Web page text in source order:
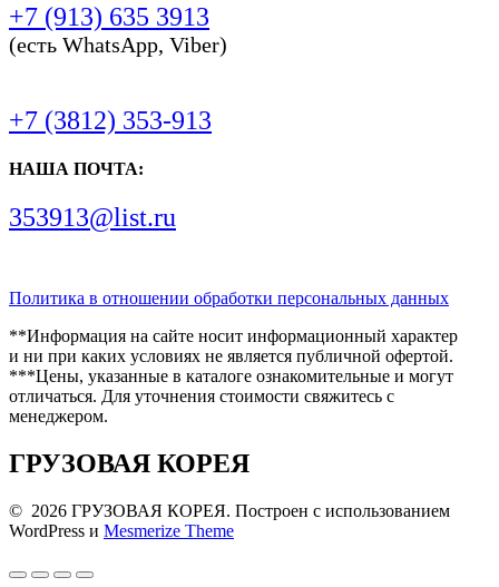
+7 (913) 635 3913
(есть WhatsApp, Viber)
+7 (3812) 353-913
НАША ПОЧТА:
353913@list.ru
Политика в отношении обработки персональных данных
**Информация на сайте носит информационный характер
и ни при каких условиях не является публичной офертой.
***Цены, указанные в каталоге ознакомительные и могут
отличаться. Для уточнения стоимости свяжитесь с
менеджером.
ГРУЗОВАЯ КОРЕЯ
© 2026 ГРУЗОВАЯ КОРЕЯ. Построен с использованием
WordPress и Mesmerize Theme